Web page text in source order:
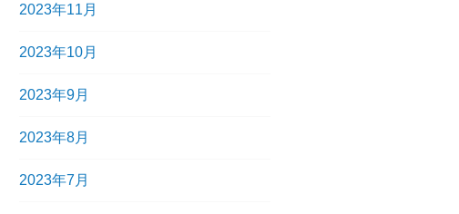
2023年11月
2023年10月
2023年9月
2023年8月
2023年7月